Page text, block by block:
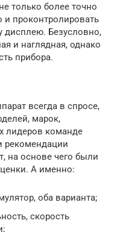
только более точно
и проконтролировать
дисплею. Безусловно,
и наглядная, однако
прибора.
всегда в спросе,
марок,
лидеров команде
рекомендации
на основе чего были
А именно:
оба варианта;
скорость